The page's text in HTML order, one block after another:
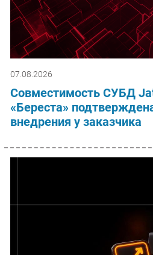
07.08.2026
Совместимость СУБД
«Береста»
внедрения у заказчика